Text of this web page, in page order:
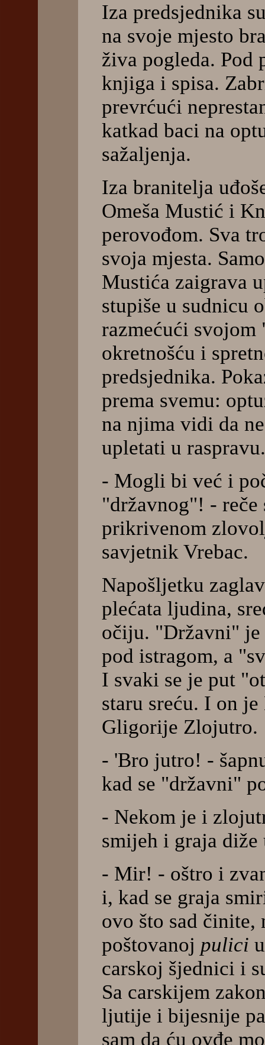
Iza predsjednika
na svoje mjesto
živa pogleda. Pod
knjiga i spisa.
prevrćući
katkad baci na
sažaljenja.
Iza branitelja
Omeša Mustić i
perovođom. Sva
svoja mjesta.
Mustića zaigrava
stupiše u sudnicu
razmećući
okretnošću i
predsjednika.
prema svemu:
na njima vidi da
upletati u raspravu.
- Mogli bi već i
"državnog"! -
prikrivenom
savjetnik Vrebac.
Napošljetku
plećata ljudina,
očiju. "Državni" je
pod istragom, a
I svaki se je put
staru sreću. I on
Gligorije Zlojutro.
- 'Bro jutro! -
kad se "državni"
- Nekom je i
smijeh i graja diže
- Mir! - oštro i
i, kad se graja
ovo što sad
poštovanoj pulici
carskoj šjednici i
Sa carskijem
ljutije i bijesnije
sam da ću ovđe